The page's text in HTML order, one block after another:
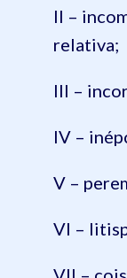
II –
relativa;
III –
IV –
V –
VI –